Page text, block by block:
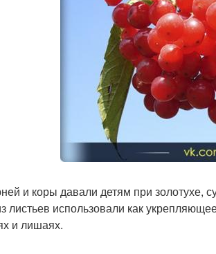
и коры давали детям при золотухе,
листьев использовали как
и лишаях.